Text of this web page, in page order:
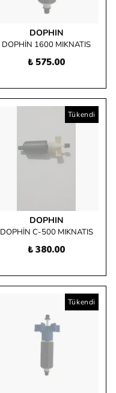
DOPHIN
DOPHİN 1600 MIKNATIS
₺ 575.00
Tükendi
DOPHIN
DOPHİN C-500 MIKNATIS
₺ 380.00
Tükendi